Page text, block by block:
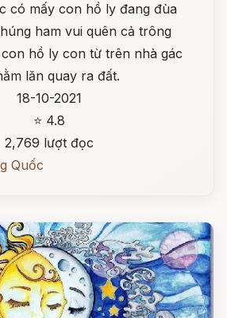
có mấy con hồ ly đang đùa
ham vui quên cả trông
hồ ly con từ trên nhà gác
lăn quay ra đất.
18-10-2021
⭐ 4.8
2,769 lượt đọc
Quốc